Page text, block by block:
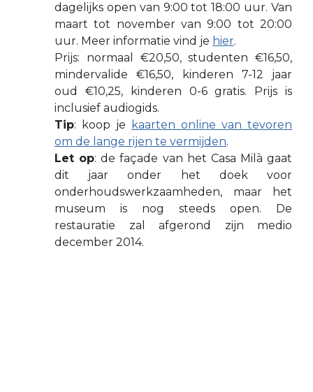
dagelijks open van 9:00 tot 18:00 uur. Van
maart tot november van 9:00 tot 20:00
uur. Meer informatie vind je hier.
Prijs: normaal €20,50, studenten €16,50,
mindervalide €16,50, kinderen 7-12 jaar
oud €10,25, kinderen 0-6 gratis. Prijs is
inclusief audiogids.
Tip: koop je
kaarten online van tevoren
om de lange rijen te vermijden.
Let op: de façade van het Casa Milà gaat
dit jaar onder het doek voor
onderhoudswerkzaamheden, maar het
museum is nog steeds open. De
restauratie zal afgerond zijn medio
december 2014.